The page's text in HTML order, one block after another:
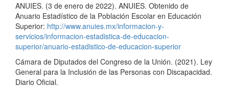
ANUIES. (3 de enero de 2022). ANUIES. Obtenido de
Anuario Estadístico de la Población Escolar en Educación
Superior: http://www.anuies.mx/informacion-y-
servicios/informacion-estadistica-de-educacion-
superior/anuario-estadistico-de-educacion-superior
Cámara de Diputados del Congreso de la Unión. (2021). Ley
General para la Inclusión de las Personas con Discapacidad.
Diario Oficial.